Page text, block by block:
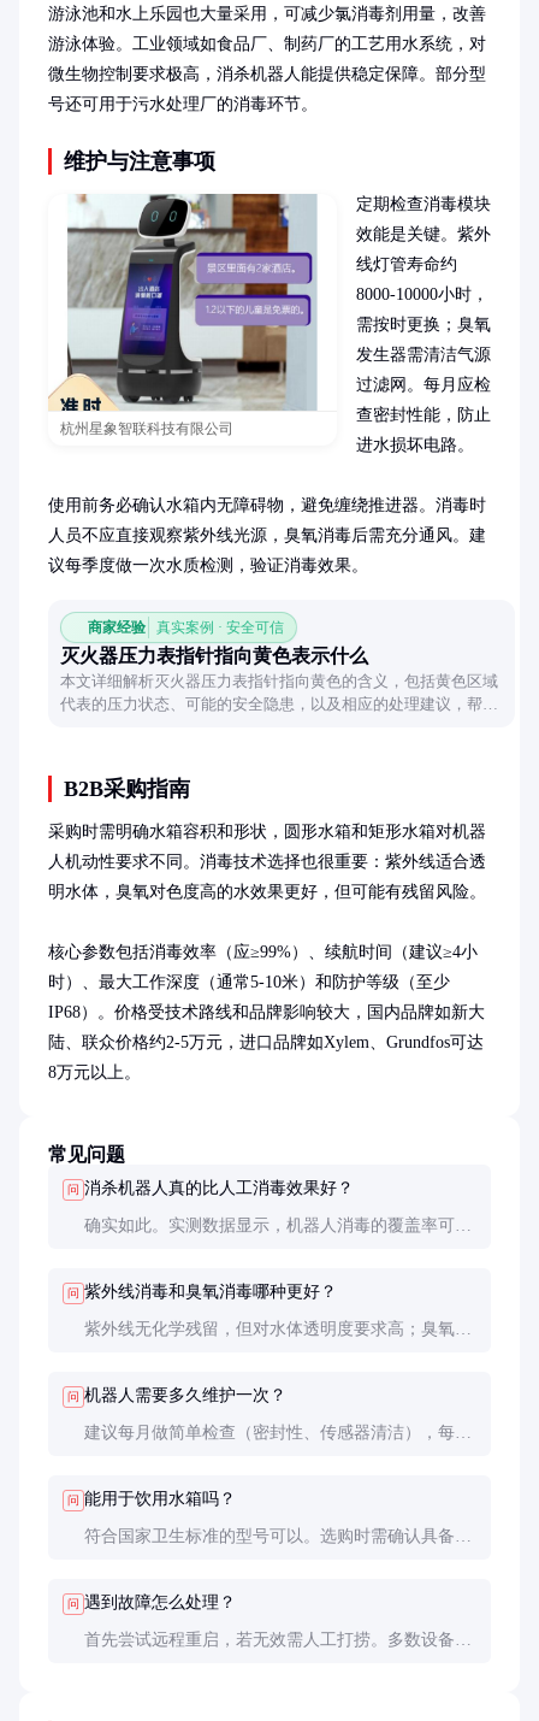
游泳池和水上乐园也大量采用，可减少氯消毒剂用量，改善
游泳体验。工业领域如食品厂、制药厂的工艺用水系统，对
微生物控制要求极高，消杀机器人能提供稳定保障。部分型
号还可用于污水处理厂的消毒环节。
维护与注意事项
杭州星象智联科技有限公司
定期检查消毒模块
效能是关键。紫外
线灯管寿命约
8000-10000小时，
需按时更换；臭氧
发生器需清洁气源
过滤网。每月应检
查密封性能，防止
进水损坏电路。
使用前务必确认水箱内无障碍物，避免缠绕推进器。消毒时
人员不应直接观察紫外线光源，臭氧消毒后需充分通风。建
议每季度做一次水质检测，验证消毒效果。
商家经验 真实案例 · 安全可信
灭火器压力表指针指向黄色表示什么
本文详细解析灭火器压力表指针指向黄色的含义，包括黄色区域
代表的压力状态、可能的安全隐患，以及相应的处理建议，帮助
B2B采购指南
采购时需明确水箱容积和形状，圆形水箱和矩形水箱对机器
人机动性要求不同。消毒技术选择也很重要：紫外线适合透
明水体，臭氧对色度高的水效果更好，但可能有残留风险。
核心参数包括消毒效率（应≥99%）、续航时间（建议≥4小
时）、最大工作深度（通常5-10米）和防护等级（至少
IP68）。价格受技术路线和品牌影响较大，国内品牌如新大
陆、联众价格约2-5万元，进口品牌如Xylem、Grundfos可达
8万元以上。
常见问题
问 消杀机器人真的比人工消毒效果好？
确实如此。实测数据显示，机器人消毒的覆盖率可达
问 紫外线消毒和臭氧消毒哪种更好？
紫外线无化学残留，但对水体透明度要求高；臭氧消
问 机器人需要多久维护一次？
建议每月做简单检查（密封性、传感器清洁），每半
问 能用于饮用水箱吗？
符合国家卫生标准的型号可以。选购时需确认具备卫
问 遇到故障怎么处理？
首先尝试远程重启，若无效需人工打捞。多数设备有